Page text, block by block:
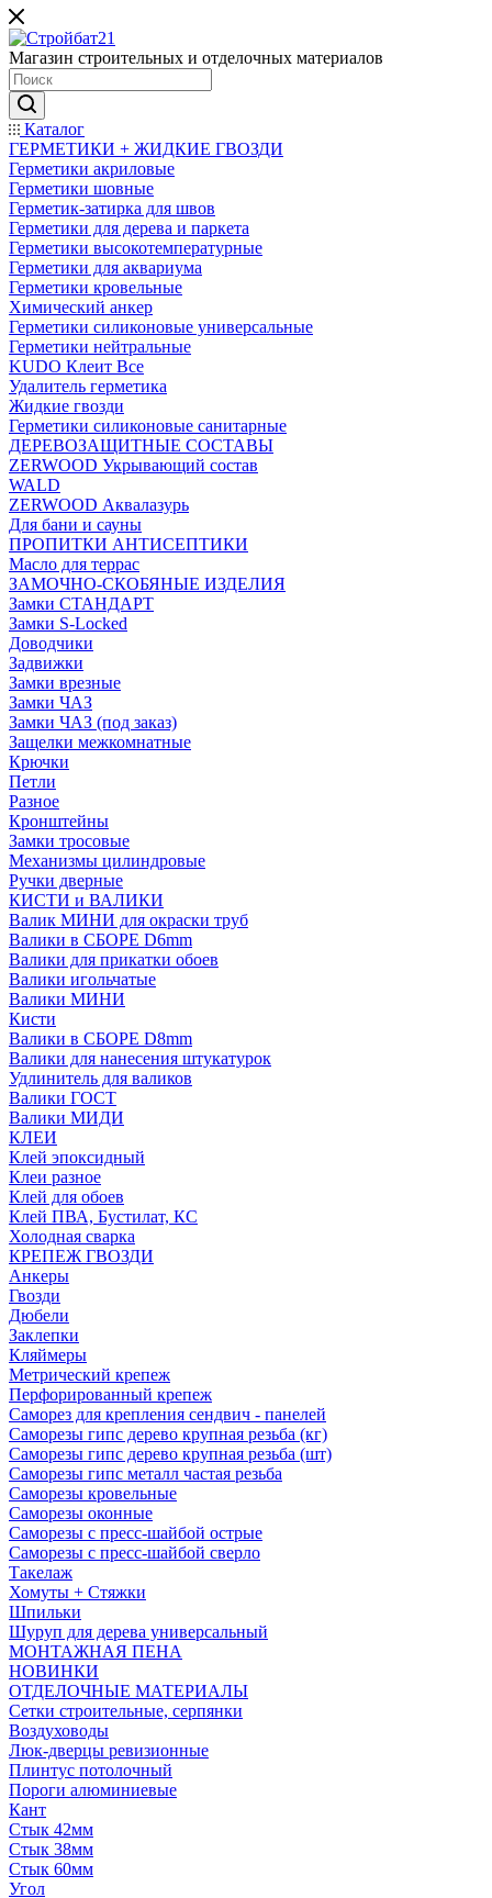
Магазин строительных и отделочных материалов
Каталог
ГЕРМЕТИКИ + ЖИДКИЕ ГВОЗДИ
Герметики акриловые
Герметики шовные
Герметик-затирка для швов
Герметики для дерева и паркета
Герметики высокотемпературные
Герметики для аквариума
Герметики кровельные
Химический анкер
Герметики силиконовые универсальные
Герметики нейтральные
KUDO Клеит Все
Удалитель герметика
Жидкие гвозди
Герметики силиконовые санитарные
ДЕРЕВОЗАЩИТНЫЕ СОСТАВЫ
ZERWOOD Укрывающий состав
WALD
ZERWOOD Аквалазурь
Для бани и сауны
ПРОПИТКИ АНТИСЕПТИКИ
Масло для террас
ЗАМОЧНО-СКОБЯНЫЕ ИЗДЕЛИЯ
Замки СТАНДАРТ
Замки S-Locked
Доводчики
Задвижки
Замки врезные
Замки ЧАЗ
Замки ЧАЗ (под заказ)
Защелки межкомнатные
Крючки
Петли
Разное
Кронштейны
Замки тросовые
Механизмы цилиндровые
Ручки дверные
КИСТИ и ВАЛИКИ
Валик МИНИ для окраски труб
Валики в СБОРЕ D6mm
Валики для прикатки обоев
Валики игольчатые
Валики МИНИ
Кисти
Валики в СБОРЕ D8mm
Валики для нанесения штукатурок
Удлинитель для валиков
Валики ГОСТ
Валики МИДИ
КЛЕИ
Клей эпоксидный
Клеи разное
Клей для обоев
Клей ПВА, Бустилат, КС
Холодная сварка
КРЕПЕЖ ГВОЗДИ
Анкеры
Гвозди
Дюбели
Заклепки
Кляймеры
Метрический крепеж
Перфорированный крепеж
Саморез для крепления сендвич - панелей
Саморезы гипс дерево крупная резьба (кг)
Саморезы гипс дерево крупная резьба (шт)
Саморезы гипс металл частая резьба
Саморезы кровельные
Саморезы оконные
Саморезы с пресс-шайбой острые
Саморезы с пресс-шайбой сверло
Такелаж
Хомуты + Стяжки
Шпильки
Шуруп для дерева универсальный
МОНТАЖНАЯ ПЕНА
НОВИНКИ
ОТДЕЛОЧНЫЕ МАТЕРИАЛЫ
Сетки строительные, серпянки
Воздуховоды
Люк-дверцы ревизионные
Плинтус потолочный
Пороги алюминиевые
Кант
Стык 42мм
Стык 38мм
Стык 60мм
Угол